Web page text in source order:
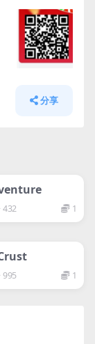
分享
432 1
995 1